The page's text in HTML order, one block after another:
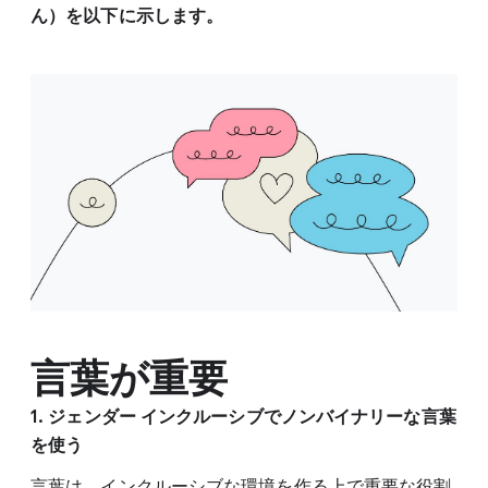
ん）を以下に示します。
言葉が重要
1. ジェンダー インクルーシブでノンバイナリーな言葉
を使う